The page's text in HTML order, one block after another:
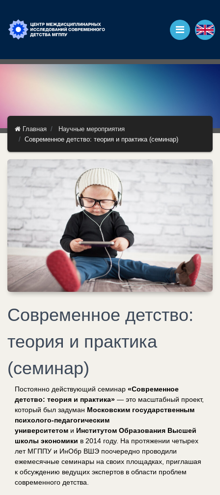
Главная
Научные мероприятия
Современное детство: теория и практика (семинар)
Современное детство:
теория и практика
(семинар)
Постоянно действующий семинар «Современное
детство: теория и практика» — это масштабный проект,
который был задуман Московским государственным
психолого-педагогическим
университетом и Институтом Образования Высшей
школы экономики в 2014 году. На протяжении четырех
лет МГППУ и ИнОбр ВШЭ поочередно проводили
ежемесячные семинары на своих площадках, приглашая
к обсуждению ведущих экспертов в области проблем
современного детства.